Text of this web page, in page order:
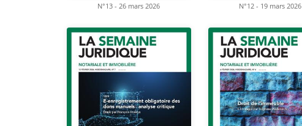
N°13 - 26 mars 2026 N°12 - 19 mars 2026